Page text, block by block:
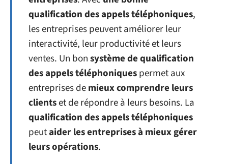
qualification des appels téléphoniques,
les entreprises peuvent améliorer leur
interactivité, leur productivité et leurs
ventes. Un bonsystème de qualification
des appels téléphoniquespermet aux
entreprises demieux comprendre leurs
clientset de répondre à leurs besoins. La
qualification des appels téléphoniques
peutaider les entreprises à mieux gérer
leurs opérations.